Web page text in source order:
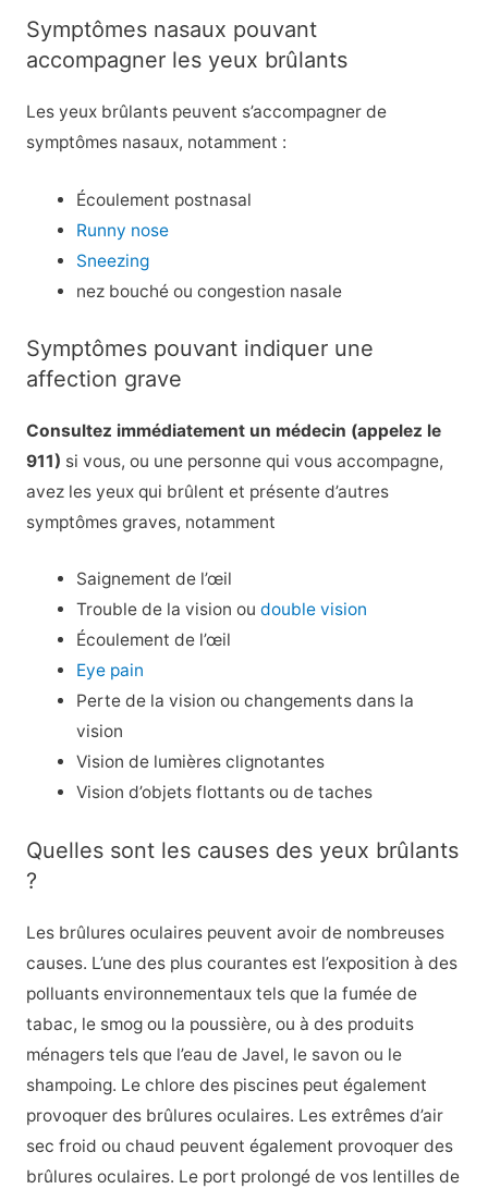
Symptômes nasaux pouvant
accompagner les yeux brûlants
Les yeux brûlants peuvent s’accompagner de
symptômes nasaux, notamment :
Écoulement postnasal
Runny nose
Sneezing
nez bouché ou congestion nasale
Symptômes pouvant indiquer une
affection grave
Consultez immédiatement un médecin (appelez le
911) si vous, ou une personne qui vous accompagne,
avez les yeux qui brûlent et présente d’autres
symptômes graves, notamment
Saignement de l’œil
Trouble de la vision oudouble vision
Écoulement de l’œil
Eye pain
Perte de la vision ou changements dans la
vision
Vision de lumières clignotantes
Vision d’objets flottants ou de taches
Quelles sont les causes des yeux brûlants
?
Les brûlures oculaires peuvent avoir de nombreuses
causes. L’une des plus courantes est l’exposition à des
polluants environnementaux tels que la fumée de
tabac, le smog ou la poussière, ou à des produits
ménagers tels que l’eau de Javel, le savon ou le
shampoing. Le chlore des piscines peut également
provoquer des brûlures oculaires. Les extrêmes d’air
sec froid ou chaud peuvent également provoquer des
brûlures oculaires. Le port prolongé de vos lentilles de